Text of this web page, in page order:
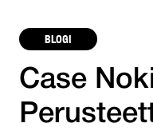
BLOGI
Case